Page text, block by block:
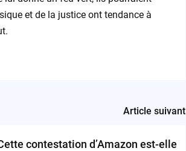
et de la justice ont tendance à
Article suivant
contestation d’Amazon est-elle